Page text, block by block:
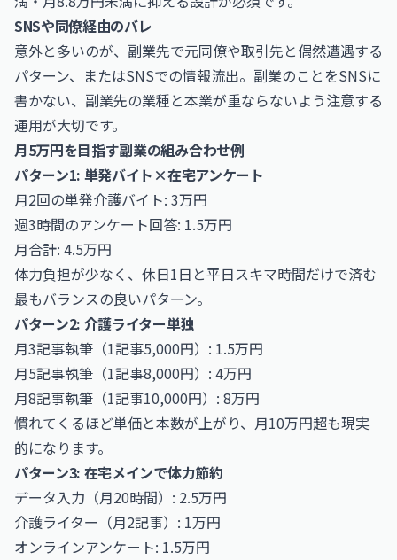
SNSや同僚経由のバレ
意外と多いのが、副業先で元同僚や取引先と偶然遭遇する
パターン、またはSNSでの情報流出。副業のことをSNSに
書かない、副業先の業種と本業が重ならないよう注意する
運用が大切です。
月5万円を目指す副業の組み合わせ例
パターン1: 単発バイト×在宅アンケート
月2回の単発介護バイト: 3万円
週3時間のアンケート回答: 1.5万円
月合計: 4.5万円
体力負担が少なく、休日1日と平日スキマ時間だけで済む
最もバランスの良いパターン。
パターン2: 介護ライター単独
月3記事執筆（1記事5,000円）: 1.5万円
月5記事執筆（1記事8,000円）: 4万円
月8記事執筆（1記事10,000円）: 8万円
慣れてくるほど単価と本数が上がり、月10万円超も現実
的になります。
パターン3: 在宅メインで体力節約
データ入力（月20時間）: 2.5万円
介護ライター（月2記事）: 1万円
オンラインアンケート: 1.5万円